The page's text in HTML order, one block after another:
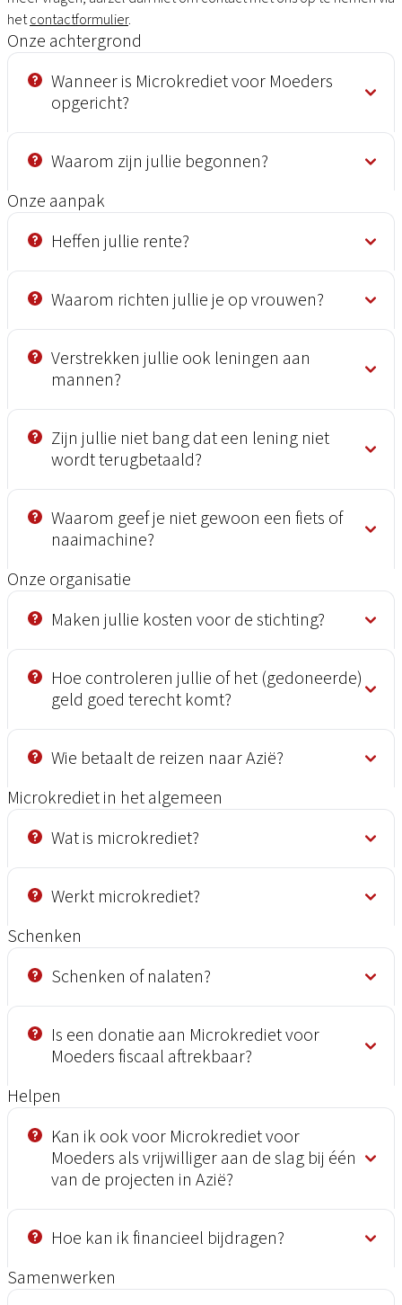
hetcontactformulier.
Onze achtergrond
Wanneer is Microkrediet voor Moeders
opgericht?
Waarom zijn jullie begonnen?
Onze aanpak
Heffen jullie rente?
Waarom richten jullie je op vrouwen?
Verstrekken jullie ook leningen aan
mannen?
Zijn jullie niet bang dat een lening niet
wordt terugbetaald?
Waarom geef je niet gewoon een fiets of
naaimachine?
Onze organisatie
Maken jullie kosten voor de stichting?
Hoe controleren jullie of het (gedoneerde)
geld goed terecht komt?
Wie betaalt de reizen naar Azië?
Microkrediet in het algemeen
Wat is microkrediet?
Werkt microkrediet?
Schenken
Schenken of nalaten?
Is een donatie aan Microkrediet voor
Moeders fiscaal aftrekbaar?
Helpen
Kan ik ook voor Microkrediet voor
Moeders als vrijwilliger aan de slag bij één
van de projecten in Azië?
Hoe kan ik financieel bijdragen?
Samenwerken